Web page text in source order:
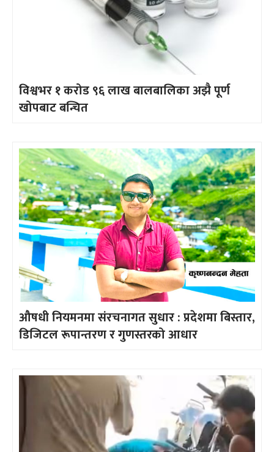
विश्वभर १ करोड ९६ लाख बालबालिका अझै पूर्ण
खोपबाट बन्चित
औषधी नियमनमा संरचनागत सुधार : प्रदेशमा बिस्तार,
डिजिटल रूपान्तरण र गुणस्तरको आधार